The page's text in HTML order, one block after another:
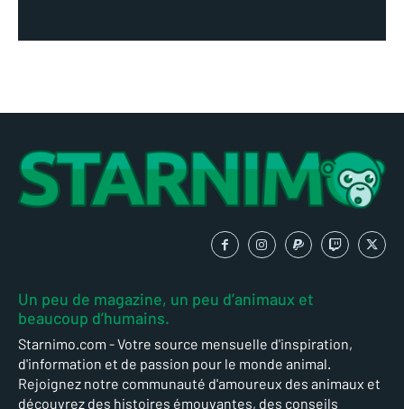
Un peu de magazine, un peu d’animaux et
beaucoup d’humains.
Starnimo.com - Votre source mensuelle d'inspiration,
d'information et de passion pour le monde animal.
Rejoignez notre communauté d'amoureux des animaux et
découvrez des histoires émouvantes, des conseils